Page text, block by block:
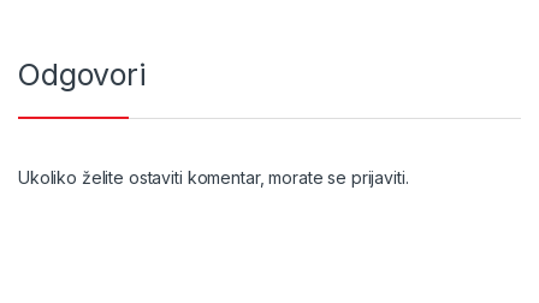
Odgovori
Ukoliko želite ostaviti komentar, morate se prijaviti.